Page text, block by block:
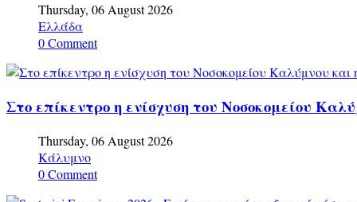
Thursday, 06 August 2026
Ελλάδα
0 Comment
Στο επίκεντρο η ενίσχυση του Νοσοκομείου
Thursday, 06 August 2026
Κάλυμνο
0 Comment